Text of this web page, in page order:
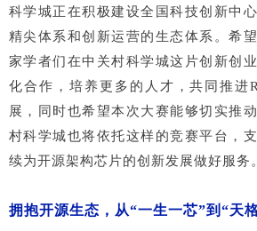
科学城正在积极建设全国科技创新中
精尖体系和创新运营的生态体系。希
家学者们在中关村科学城这片创新创
化合作，培养更多的人才，共同推进
展，同时也希望本次大赛能够切实推
村科学城也将依托这样的竞赛平台，
续为开源架构芯片的创新发展做好服务
拥抱开源生态，从“一生一芯”到“天